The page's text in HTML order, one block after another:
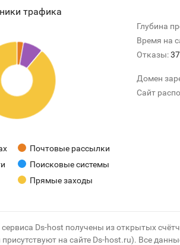
трафика
Почтовые рассылки
Поисковые системы
Прямые заходы
Глубина
Время на
Отказы:
Домен
Сайт
Ds-host получены из открытых
на сайте Ds-host.ru). Все